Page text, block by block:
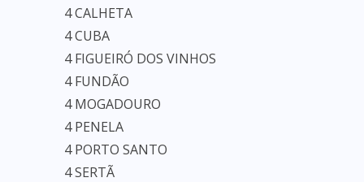
4 CALHETA
4 CUBA
4 FIGUEIRÓ DOS VINHOS
4 FUNDÃO
4 MOGADOURO
4 PENELA
4 PORTO SANTO
4 SERTÃ